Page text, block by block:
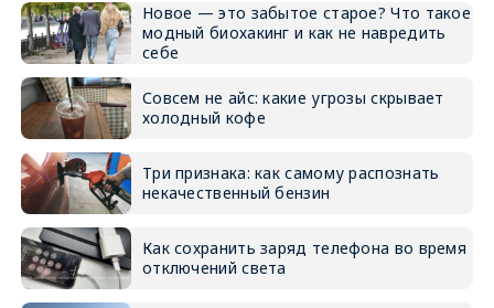
Новое — это забытое старое? Что такое
модный биохакинг и как не навредить
себе
Совсем не айс: какие угрозы скрывает
холодный кофе
Три признака: как самому распознать
некачественный бензин
Как сохранить заряд телефона во время
отключений света